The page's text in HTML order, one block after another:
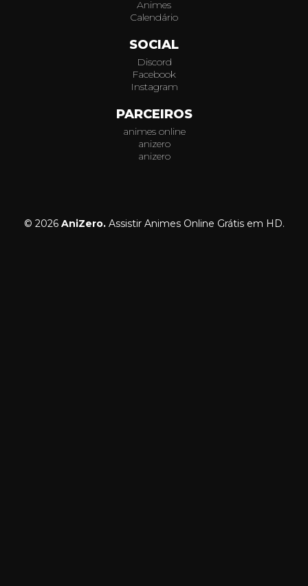
Animes
Calendário
SOCIAL
Discord
Facebook
Instagram
PARCEIROS
animes online
anizero
anizero
© 2026 AniZero.Assistir Animes Online Grátis em HD.